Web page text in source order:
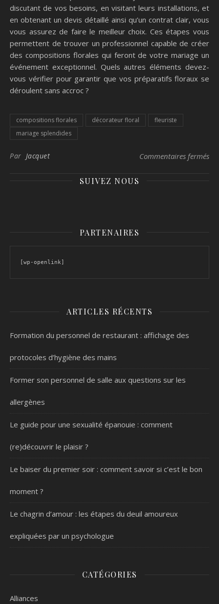
discutant de vos besoins, en visitant leurs installations, et
en obtenant un devis détaillé ainsi qu’un contrat clair, vous
vous assurez de faire le meilleur choix. Ces étapes vous
permettent de trouver un professionnel capable de créer
des compositions florales qui feront de votre mariage un
événement exceptionnel. Quels autres éléments devez-
vous vérifier pour garantir que vos préparatifs floraux se
déroulent sans accroc ?
compositions florales décorateur floral
fleuriste
mariage splendides
Par Jacquet Commentaires fermés
SUIVEZ NOUS
PARTENAIRES
[wp-openlink]
ARTICLES RÉCENTS
Formation du personnel de restaurant : affichage des
protocoles d’hygiène des mains
Former son personnel de salle aux questions sur les
allergènes
Le guide pour une sexualité épanouie : comment
(re)découvrir le plaisir ?
Le baiser du premier soir : comment savoir si c’est le bon
moment ?
Le chagrin d’amour : les étapes du deuil amoureux
expliquées par un psychologue
CATÉGORIES
Alliances